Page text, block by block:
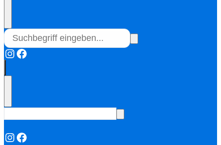
Instagram
Facebook
Instagram
Facebook